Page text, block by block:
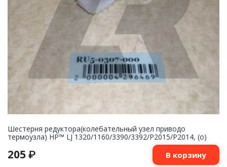
Шестерня редуктора(колебательный узел приводо
термоузла) HP™ LJ 1320/1160/3390/3392/P2015/P2014, (о)
205 ₽ В корзину